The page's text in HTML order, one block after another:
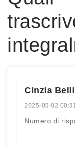
Cinzia
2025-05-02
Numero di